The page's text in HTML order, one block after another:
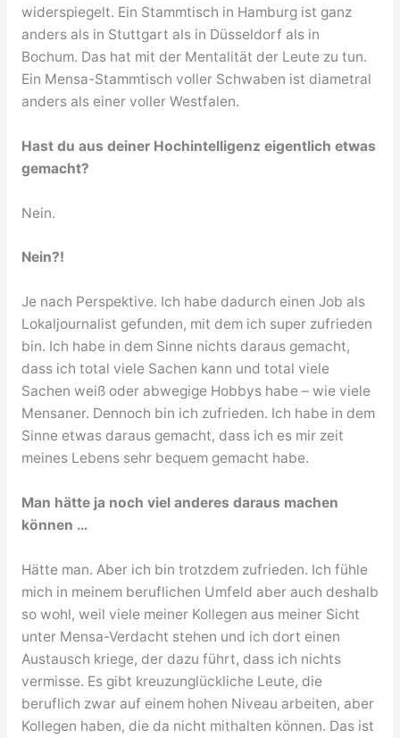
widerspiegelt. Ein Stammtisch in Hamburg ist ganz
anders als in Stuttgart als in Düsseldorf als in
Bochum. Das hat mit der Mentalität der Leute zu tun.
Ein Mensa-Stammtisch voller Schwaben ist diametral
anders als einer voller Westfalen.
Hast du aus deiner Hochintelligenz eigentlich etwas
gemacht?
Nein.
Nein?!
Je nach Perspektive. Ich habe dadurch einen Job als
Lokaljournalist gefunden, mit dem ich super zufrieden
bin. Ich habe in dem Sinne nichts daraus gemacht,
dass ich total viele Sachen kann und total viele
Sachen weiß oder abwegige Hobbys habe – wie viele
Mensaner. Dennoch bin ich zufrieden. Ich habe in dem
Sinne etwas daraus gemacht, dass ich es mir zeit
meines Lebens sehr bequem gemacht habe.
Man hätte ja noch viel anderes daraus machen
können …
Hätte man. Aber ich bin trotzdem zufrieden. Ich fühle
mich in meinem beruflichen Umfeld aber auch deshalb
so wohl, weil viele meiner Kollegen aus meiner Sicht
unter Mensa-Verdacht stehen und ich dort einen
Austausch kriege, der dazu führt, dass ich nichts
vermisse. Es gibt kreuzunglückliche Leute, die
beruflich zwar auf einem hohen Niveau arbeiten, aber
Kollegen haben, die da nicht mithalten können. Das ist